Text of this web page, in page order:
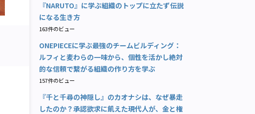
『NARUTO』に学ぶ組織のトップに立たず伝説
になる生き方
163件のビュー
ONEPIECEに学ぶ最強のチームビルディング：
ルフィと麦わらの一味から、個性を活かし絶対
的な信頼で繋がる組織の作り方を学ぶ
157件のビュー
『千と千尋の神隠し』のカオナシは、なぜ暴走
したのか？承認欲求に飢えた現代人が、金と権